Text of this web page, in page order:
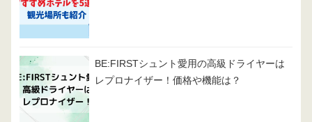
BE:FIRSTシュント愛用の高級ドライヤーは
レプロナイザー！価格や機能は？